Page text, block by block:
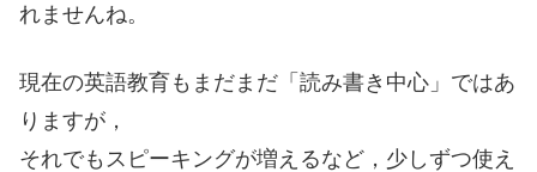
れませんね。
現在の英語教育もまだまだ「読み書き中心」ではあ
りますが，
それでもスピーキングが増えるなど，少しずつ使え